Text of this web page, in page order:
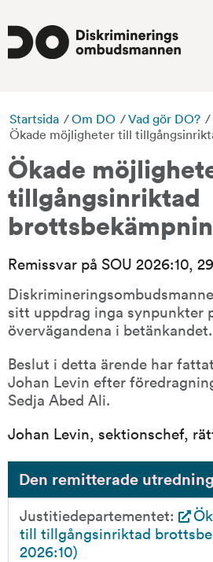
Startsida /Om DO /Vad gör DO? /
Ökade möjligheter till
Ökade
tillgångsinriktad
Remissvar på SOU 2026:10,
sitt uppdrag inga synpunkter
övervägandena i betänkandet.
Beslut i detta ärende har
Johan Levin efter
Sedja Abed Ali.
Johan Levin, sektionschef,
Den remitterade
Justitiedepartementet:
till tillgångsinriktad
2026:10)